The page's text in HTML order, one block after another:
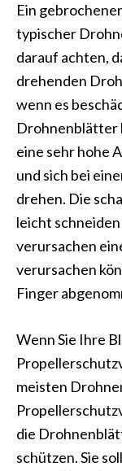
Ein
typischer
darauf achten,
drehenden
wenn es
Drohnenblätter
eine sehr hohe
und sich bei
drehen. Die
leicht
verursachen
verursachen
Finger
Wenn Sie Ihre
meisten
die
schützen. Sie